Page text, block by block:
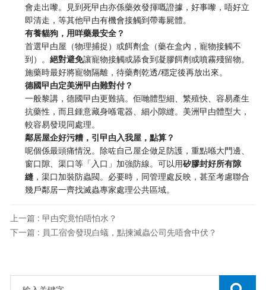
會走出嚟。見到死曱甴亦係藥效發揮嘅證據，好事嚟，唔好立
即清走，等其他曱甴有機會接觸到帶毒屍體。
有養貓狗，用咩藥最安全？
首選曱甴屋（物理捕捉）或餌劑盒（藥在盒內，寵物接觸不
到）。絕對避免讓寵物接觸或舔食到凝膠餌劑或噴霧殘留物。
施藥時最好將寵物隔離，待藥劑乾透/穩定後再放出來。
德國曱甴定美洲曱甴難對付？
一般黎講，德國曱甴更難搞。佢哋體型細、繁殖快、容易產生
抗藥性，而且鍾意藏身喺電器、細小隙縫。美洲曱甴體型大，
較容易發現同處理。
鄰居屋企好污糟，引曱甴入我屋，點算？
呢個係最頭痛情況。除咗自己屋企做足防護，重點喺大門邊、
窗口隙、渠口等「入口」加強防線。可以用矽膠封好所有隙
縫 ，渠口加裝防蟲閥。必要時，同管理處反映，甚至考慮聯合
幾戶鄰居一齊找滅蟲專家處理公共區域。
上一篇 : 曱甴究竟怕唔怕水？
下一篇 : 員工宿舍發現白蟻，點揀滅蟲公司先唔會中伏？